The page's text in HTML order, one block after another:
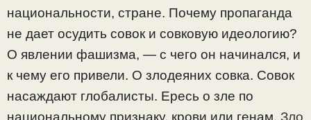
национальности, стране. Почему пропаганда
не дает осудить совок и совковую идеологию?
О явлении фашизма, — с чего он начинался, и
к чему его привели. О злодеяних совка. Совок
насаждают глобалисты. Ересь о зле по
национальному признаку, крови или генам. Зло